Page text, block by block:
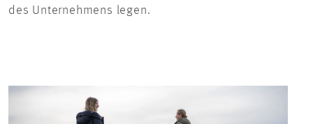
des Unternehmens legen.